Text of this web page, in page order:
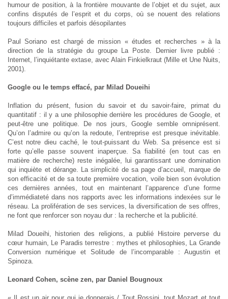
humour de position, à la frontière mouvante de l’objet et du sujet, aux
confins disputés de l’esprit et du corps, où se nouent des relations
toujours difficiles et parfois désopilantes
Paul Soriano est chargé de mission « études et recherches » à la
direction de la stratégie du groupe La Poste. Dernier livre publié :
Internet, l’inquiétante extase, avec Alain Finkielkraut (Mille et Une Nuits,
2001).
Google ou le temps effacé, par Milad Doueihi
Inflation du présent, fusion du savoir et du savoir-faire, primat du
quantitatif : il y a une philosophie derrière les procédures de Google, et
peut-être une politique. De nos jours, Google semble omniprésent.
Qu’on l’admire ou qu’on la redoute, l’entreprise est presque inévitable.
C’est notre dieu caché, le tout-puissant du Web. Sa présence est si
forte qu’elle passe souvent inaperçue. Sa fiabilité (en tout cas en
matière de recherche) reste inégalée, lui garantissant une domination
qui inquiète et dérange. La simplicité de sa page d’accueil, marque de
son efficacité et de sa toute première vocation, voile bien son évolution
ces dernières années, tout en maintenant l’apparence d’une forme
d’immédiateté dans nos rapports avec les informations indexées sur le
réseau. La prolifération de ses services, la diversification de ses offres,
ne font que renforcer son noyau dur : la recherche et la publicité.
Milad Doueihi, historien des religions, a publié Histoire perverse du
cœur humain, Le Paradis terrestre : mythes et philosophies, La Grande
Conversion numérique et Solitude de l’incomparable : Augustin et
Spinoza.
Leonard Cohen, scène zen, par Daniel Bougnoux